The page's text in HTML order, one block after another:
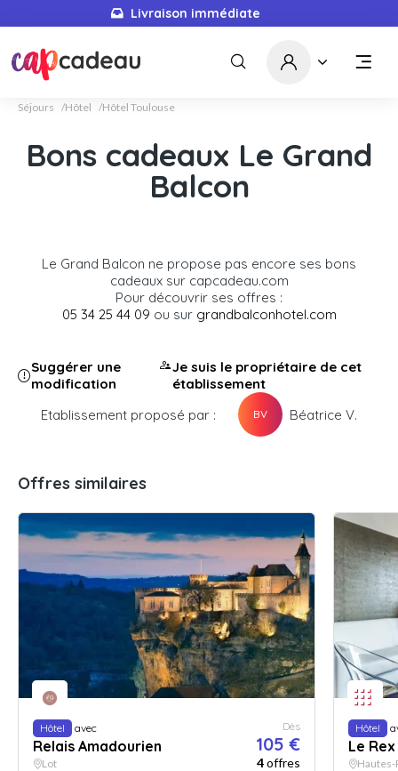
Livraison immédiate
Séjours Hôtel Hôtel Toulouse
Bons cadeaux Le Grand
Balcon
Le Grand Balcon ne propose pas encore ses bons
cadeaux sur capcadeau.com
Pour découvrir ses offres :
05 34 25 44 09 ou sur grandbalconhotel.com
Suggérer une
modification
Je suis le propriétaire de cet
établissement
Etablissement proposé par :
BV Béatrice V.
Offres similaires
Hôtel avec
Relais Amadourien
Dès
105 €
Lot 4offres
Hôtel
Le